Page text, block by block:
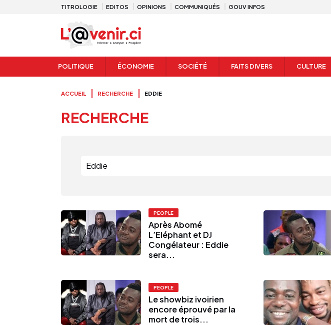
TITROLOGIE EDITOS OPINIONS COMMUNIQUÉS GOUV INFOS
POLITIQUE ÉCONOMIE SOCIÉTÉ FAITS DIVERS CULTURE
ACCUEIL RECHERCHE EDDIE
RECHERCHE
PEOPLE
Après Abomé
L’Eléphant et DJ
Congélateur : Eddie
sera...
PEOPLE
Le showbiz ivoirien
encore éprouvé par la
mort de trois...